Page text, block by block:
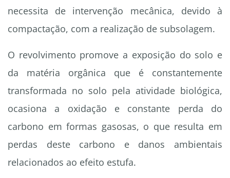
necessita de intervenção mecânica, devido à
compactação, com a realização de subsolagem.
O revolvimento promove a exposição do solo e
da matéria orgânica que é constantemente
transformada no solo pela atividade biológica,
ocasiona a oxidação e constante perda do
carbono em formas gasosas, o que resulta em
perdas deste carbono e danos ambientais
relacionados ao efeito estufa.